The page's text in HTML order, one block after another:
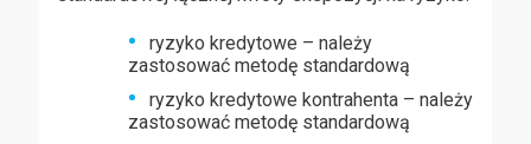
ryzyko kredytowe – należy
zastosować metodę standardową
ryzyko kredytowe kontrahenta – należy
zastosować metodę standardową